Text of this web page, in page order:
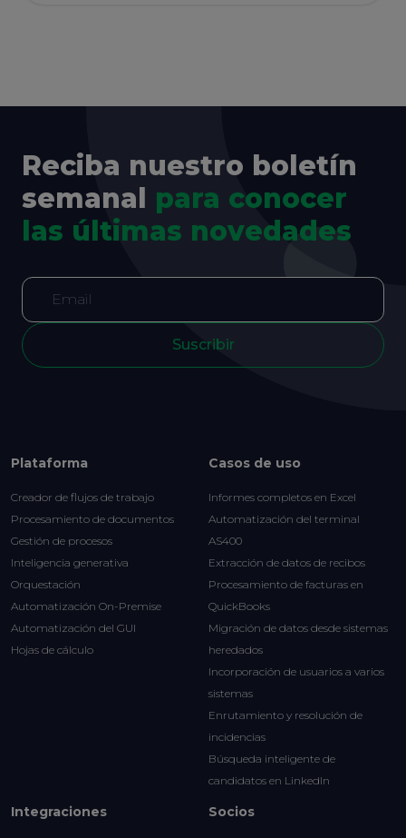
Reciba nuestro boletín
semanal para conocer
las últimas novedades
Suscribir
Plataforma
Creador de flujos de trabajo
Procesamiento de documentos
Gestión de procesos
Inteligencia generativa
Orquestación
Automatización On-Premise
Automatización del GUI
Hojas de cálculo
Casos de uso
Informes completos en Excel
Automatización del terminal
AS400
Extracción de datos de recibos
Procesamiento de facturas en
QuickBooks
Migración de datos desde sistemas
heredados
Incorporación de usuarios a varios
sistemas
Enrutamiento y resolución de
incidencias
Búsqueda inteligente de
candidatos en LinkedIn
Integraciones Socios